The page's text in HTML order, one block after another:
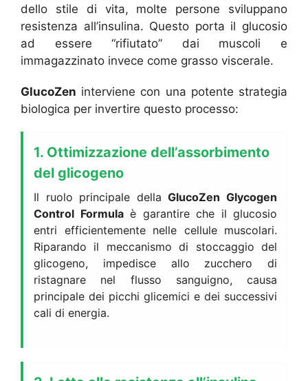
dello stile di vita, molte persone sviluppano
resistenza all’insulina. Questo porta il glucosio
ad essere “rifiutato” dai muscoli e
immagazzinato invece come grasso viscerale.
GlucoZen interviene con una potente strategia
biologica per invertire questo processo:
1. Ottimizzazione dell’assorbimento
del glicogeno
Il ruolo principale dellaGlucoZen Glycogen
Control Formulaè garantire che il glucosio
entri efficientemente nelle cellule muscolari.
Riparando il meccanismo di stoccaggio del
glicogeno, impedisce allo zucchero di
ristagnare nel flusso sanguigno, causa
principale dei picchi glicemici e dei successivi
cali di energia.